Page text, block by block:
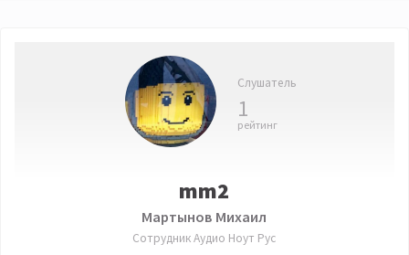
Слушатель
1
рейтинг
mm2
Мартынов Михаил
СотрудникАудио Ноут Рус